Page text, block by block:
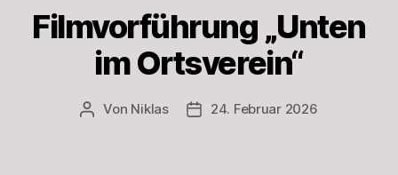
Filmvorführung „Unten
im Ortsverein“
Beitragsautor
Von Niklas Beitragsdatum
24. Februar 2026